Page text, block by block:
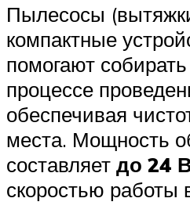
Пылесосы
компактные
помогают
процессе
обеспечивая
места. Мощность
составляет до 24
скоростью работы